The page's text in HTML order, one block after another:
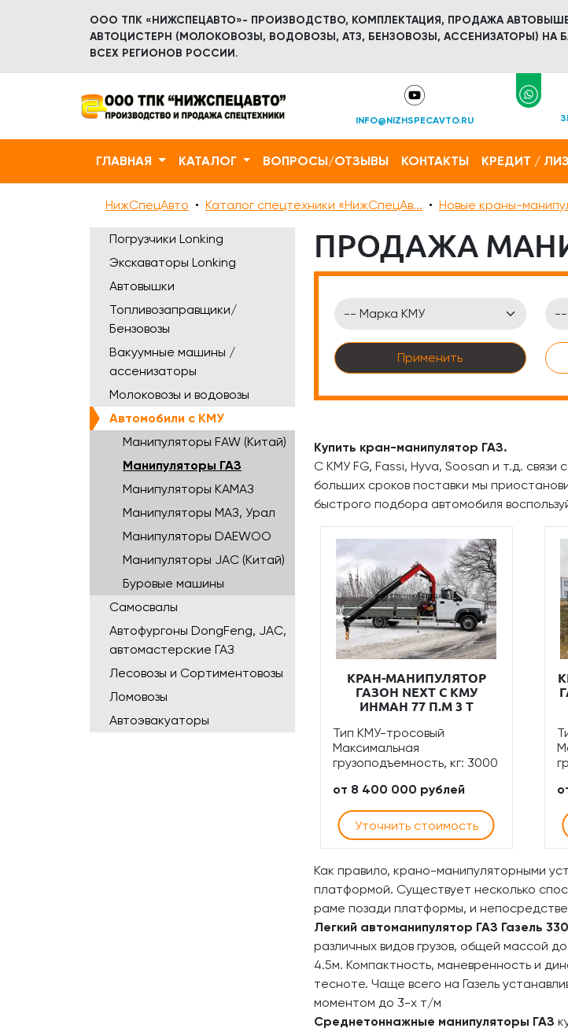
ООО ТПК «НИЖСПЕЦАВТО»- ПРОИЗВОДСТВО, КОМПЛЕКТАЦИЯ, ПРОДАЖА
АВТОЦИСТЕРН (МОЛОКОВОЗЫ, ВОДОВОЗЫ, АТЗ, БЕНЗОВОЗЫ, АССЕНИЗАТОРЫ) НА
ВСЕХ РЕГИОНОВ РОССИИ.
INFO@NIZHSPECAVTO.RU
ГЛАВНАЯ КАТАЛОГ ВОПРОСЫ/ОТЗЫВЫ КОНТАКТЫ КРЕДИТ /
НижСпецАвто Каталог спецтехники «НижСпецАв... Новые краны-
Погрузчики Lonking
Экскаваторы Lonking
Автовышки
Топливозаправщики/
Бензовозы
Вакуумные машины /
ассенизаторы
Молоковозы и водовозы
Автомобили с КМУ
Манипуляторы FAW (Китай)
Манипуляторы ГАЗ
Манипуляторы КАМАЗ
Манипуляторы МАЗ, Урал
Манипуляторы DAEWOO
Манипуляторы JAC (Китай)
Буровые машины
Самосвалы
Автофургоны DongFeng, JAC,
автомастерские ГАЗ
Лесовозы и Сортиментовозы
Ломовозы
Автоэвакуаторы
ПРОДАЖА
Применить
Купить кран-манипулятор ГАЗ.
С КМУ FG, Fassi, Hyva, Soosan и т.д.
больших сроков поставки мы
быстрого подбора автомобиля
КРАН-МАНИПУЛЯТОР
ГАЗОН NEXT С КМУ
ИНМАН 77 П.М 3 Т
Тип КМУ-тросовый
Максимальная
грузоподъемность, кг: 3000
от 8 400 000 рублей
Уточнить стоимость
Как правило, крано-манипуляторными
платформой. Существует несколько
раме позади платформы, и
Легкий автоманипулятор ГАЗ Газель
различных видов грузов, общей массой
4.5м. Компактность, маневренность и
тесноте. Чаще всего на Газель
моментом до 3-х т/м
Среднетоннажные манипуляторы ГАЗ